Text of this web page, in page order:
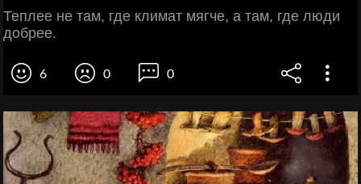
Теплее не там, где климат мягче, а там, где люди
добрее.
6 0 0